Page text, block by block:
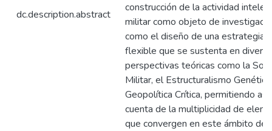
dc.description.abstract
construcción de la actividad
militar como objeto de
como el diseño de una estrategia
flexible que se sustenta en
perspectivas teóricas como la
Militar, el Estructuralismo
Geopolítica Crítica, permitiendo así
cuenta de la multiplicidad de
que convergen en este ámbito del